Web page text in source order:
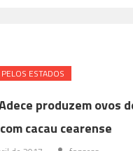
ESTADOS
produzem ovos
cacau cearense